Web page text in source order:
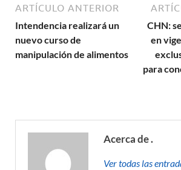
ARTÍCULO ANTERIOR
Intendencia realizará un
nuevo curso de
manipulación de alimentos
CHN:
en
para
Acerca de .
Ver todas las